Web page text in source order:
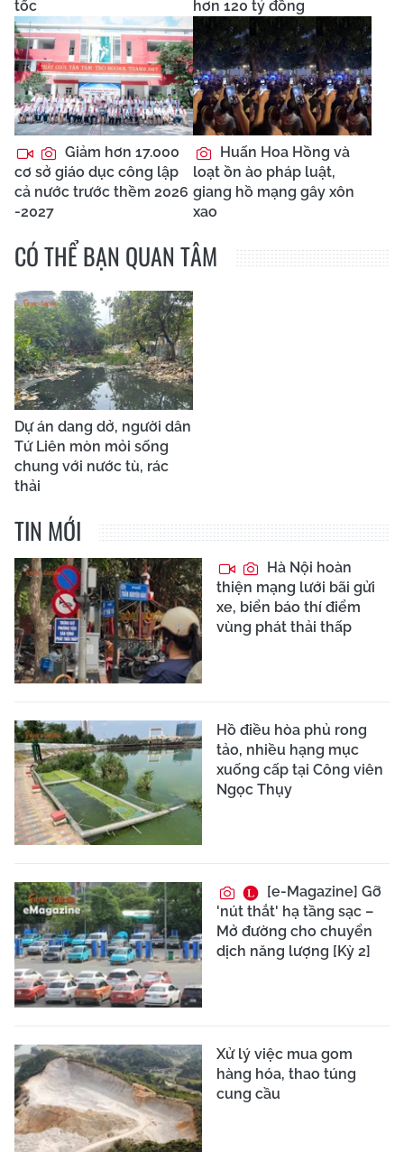
tốc hơn 120 tỷ đồng
Giảm hơn 17.000
cơ sở giáo dục công lập
cả nước trước thềm 2026
-2027
Huấn Hoa Hồng và
loạt ồn ào pháp luật,
giang hồ mạng gây xôn
xao
CÓ THỂ BẠN QUAN TÂM
Dự án dang dở, người dân
Tứ Liên mòn mỏi sống
chung với nước tù, rác
thải
TIN MỚI
Hà Nội hoàn
thiện mạng lưới bãi gửi
xe, biển báo thí điểm
vùng phát thải thấp
Hồ điều hòa phủ rong
tảo, nhiều hạng mục
xuống cấp tại Công viên
Ngọc Thụy
[e-Magazine] Gỡ
'nút thắt' hạ tầng sạc –
Mở đường cho chuyển
dịch năng lượng [Kỳ 2]
Xử lý việc mua gom
hàng hóa, thao túng
cung cầu